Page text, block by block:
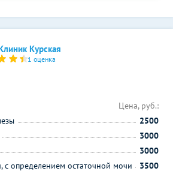
Курская
1 оценка
Цена, руб.:
2500
3000
3000
с определением остаточной мочи
3500